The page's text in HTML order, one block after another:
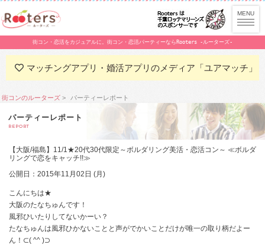
街コン・恋活をカジュアルに。街コン・恋活パーティーならRooters -ルーターズ-
マッチングアプリ・婚活アプリのメディア「ユアマッチ」
街コンのルーターズ パーティーレポート
パーティーレポート
REPORT
【大阪/福島】11/1★20代30代限定～ボルダリング美活・恋活コン～ ≪ボルダ
リングで恋をキャッチ!!≫
公開日：2015年11月02日 (月)
こんにちは★
大阪のたなちゅんです！
風邪ひいたりしてないかーい？
たなちゅんは風邪ひかないことと声がでかいことだけが唯一の取り柄だよー
ん！⊂( ^^ )⊃